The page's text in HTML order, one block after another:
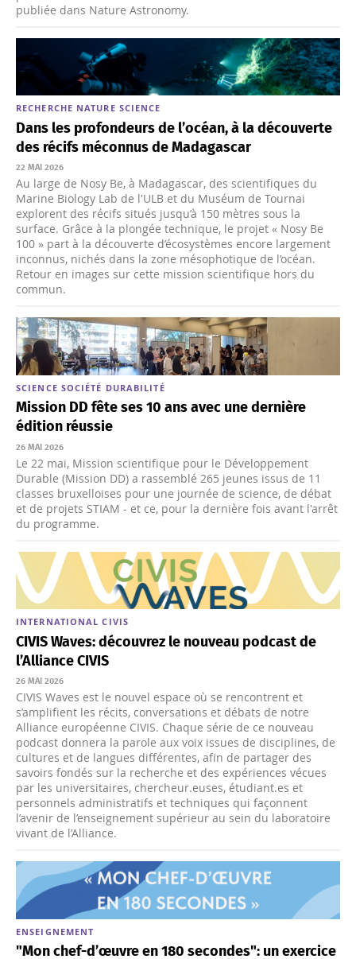
publiée dans Nature Astronomy.
RECHERCHE NATURE SCIENCE
Dans les profondeurs de l’océan, à la découverte
des récifs méconnus de Madagascar
22 MAI 2026
Au large de Nosy Be, à Madagascar, des scientifiques du
Marine Biology Lab de l'ULB et du Muséum de Tournai
explorent des récifs situés jusqu’à 150 mètres sous la
surface. Grâce à la plongée technique, le projet « Nosy Be
100 » part à la découverte d’écosystèmes encore largement
inconnus, nichés dans la zone mésophotique de l’océan.
Retour en images sur cette mission scientifique hors du
commun.
SCIENCE SOCIÉTÉ DURABILITÉ
Mission DD fête ses 10 ans avec une dernière
édition réussie
26 MAI 2026
Le 22 mai, Mission scientifique pour le Développement
Durable (Mission DD) a rassemblé 265 jeunes issus de 11
classes bruxelloises pour une journée de science, de débat
et de projets STIAM - et ce, pour la dernière fois avant l'arrêt
du programme.
INTERNATIONAL CIVIS
CIVIS Waves: découvrez le nouveau podcast de
l’Alliance CIVIS
26 MAI 2026
CIVIS Waves est le nouvel espace où se rencontrent et
s’amplifient les récits, conversations et débats de notre
Alliance européenne CIVIS. Chaque série de ce nouveau
podcast donnera la parole aux voix issues de disciplines, de
cultures et de langues différentes, afin de partager des
savoirs fondés sur la recherche et des expériences vécues
par les universitaires, chercheur.euses, étudiant.es et
personnels administratifs et techniques qui façonnent
l’avenir de l’enseignement supérieur au sein du laboratoire
vivant de l’Alliance.
ENSEIGNEMENT
"Mon chef-d’œuvre en 180 secondes": un exercice